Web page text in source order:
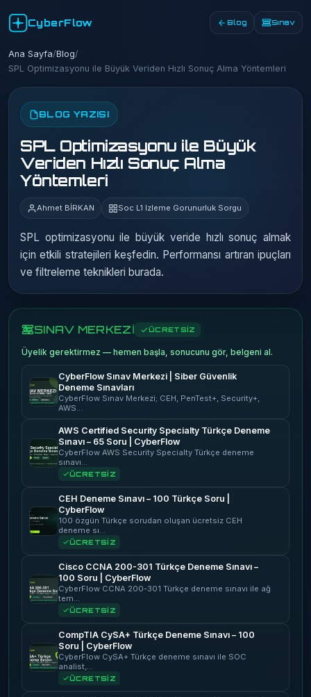
CyberFlow Blog Sınav
Ana Sayfa/Blog/
SPL Optimizasyonu ile Büyük Veriden Hızlı Sonuç Alma Yöntemleri
BLOG YAZISI
SPL Optimizasyonu ile Büyük
Veriden Hızlı Sonuç Alma
Yöntemleri
Ahmet BİRKAN Soc L1 Izleme Gorunurluk Sorgu
SPL optimizasyonu ile büyük veride hızlı sonuç almak
için etkili stratejileri keşfedin. Performansı artıran ipuçları
ve filtreleme teknikleri burada.
SINAV MERKEZİ ÜCRETSİZ
Üyelik gerektirmez — hemen başla, sonucunu gör, belgeni al.
CyberFlow Sınav Merkezi | Siber Güvenlik
Deneme Sınavları
CyberFlow Sınav Merkezi; CEH, PenTest+, Security+,
AWS…
AWS Certified Security Specialty Türkçe Deneme
Sınavı – 65 Soru | CyberFlow
CyberFlow AWS Security Specialty Türkçe deneme
sınavı…
ÜCRETSİZ
CEH Deneme Sınavı – 100 Türkçe Soru |
CyberFlow
100 özgün Türkçe sorudan oluşan ücretsiz CEH
deneme sı…
ÜCRETSİZ
Cisco CCNA 200-301 Türkçe Deneme Sınavı –
100 Soru | CyberFlow
CyberFlow CCNA 200-301 Türkçe deneme sınavı ile ağ
tem…
ÜCRETSİZ
CompTIA CySA+ Türkçe Deneme Sınavı – 100
Soru | CyberFlow
CyberFlow CySA+ Türkçe deneme sınavı ile SOC
analist,…
ÜCRETSİZ